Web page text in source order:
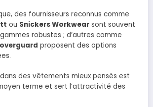
des fournisseurs reconnus comme
ou Snickers Workwear sont souvent
robustes ; d’autres comme
proposent des options
des vêtements mieux pensés est
terme et sert l’attractivité des